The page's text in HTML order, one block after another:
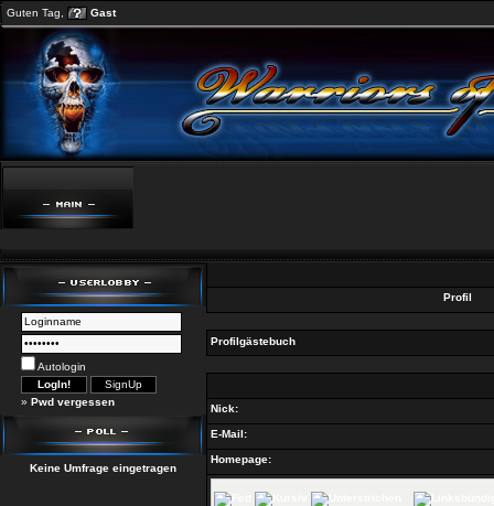
Guten Tag, Gast
Autologin
» Pwd vergessen
Keine Umfrage eingetragen
Profil
Profilgästebuch
Nick:
E-Mail:
Homepage: